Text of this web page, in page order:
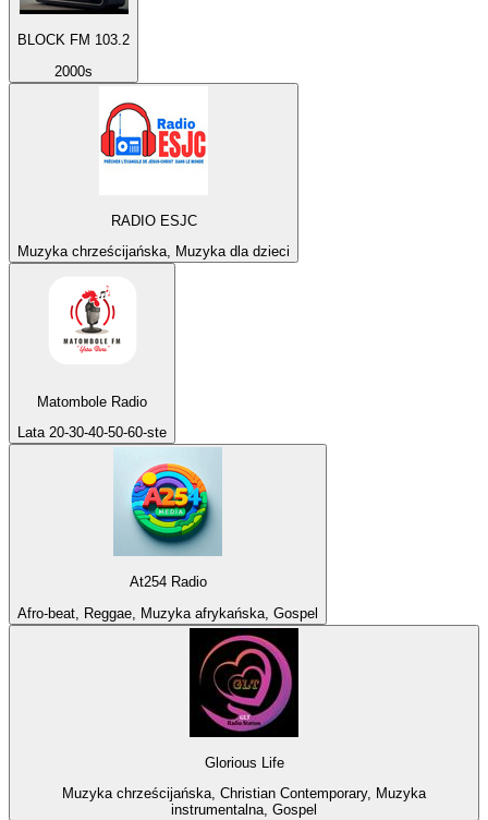
BLOCK FM 103.2
2000s
RADIO ESJC
Muzyka chrześcijańska, Muzyka dla dzieci
Matombole Radio
Lata 20-30-40-50-60-ste
At254 Radio
Afro-beat, Reggae, Muzyka afrykańska, Gospel
Glorious Life
Muzyka chrześcijańska, Christian Contemporary, Muzyka
instrumentalna, Gospel